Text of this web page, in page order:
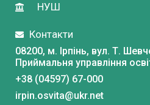
НУШ
Контакти
08200, м. Ірпінь, вул. Т.
Приймальня управління
+38 (04597) 67-000
irpin.osvita@ukr.net